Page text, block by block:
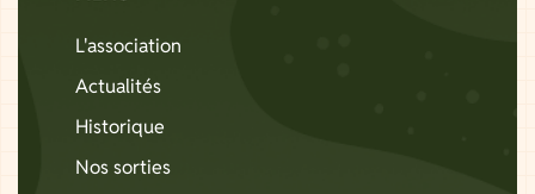
L'association
Actualités
Historique
Nos sorties